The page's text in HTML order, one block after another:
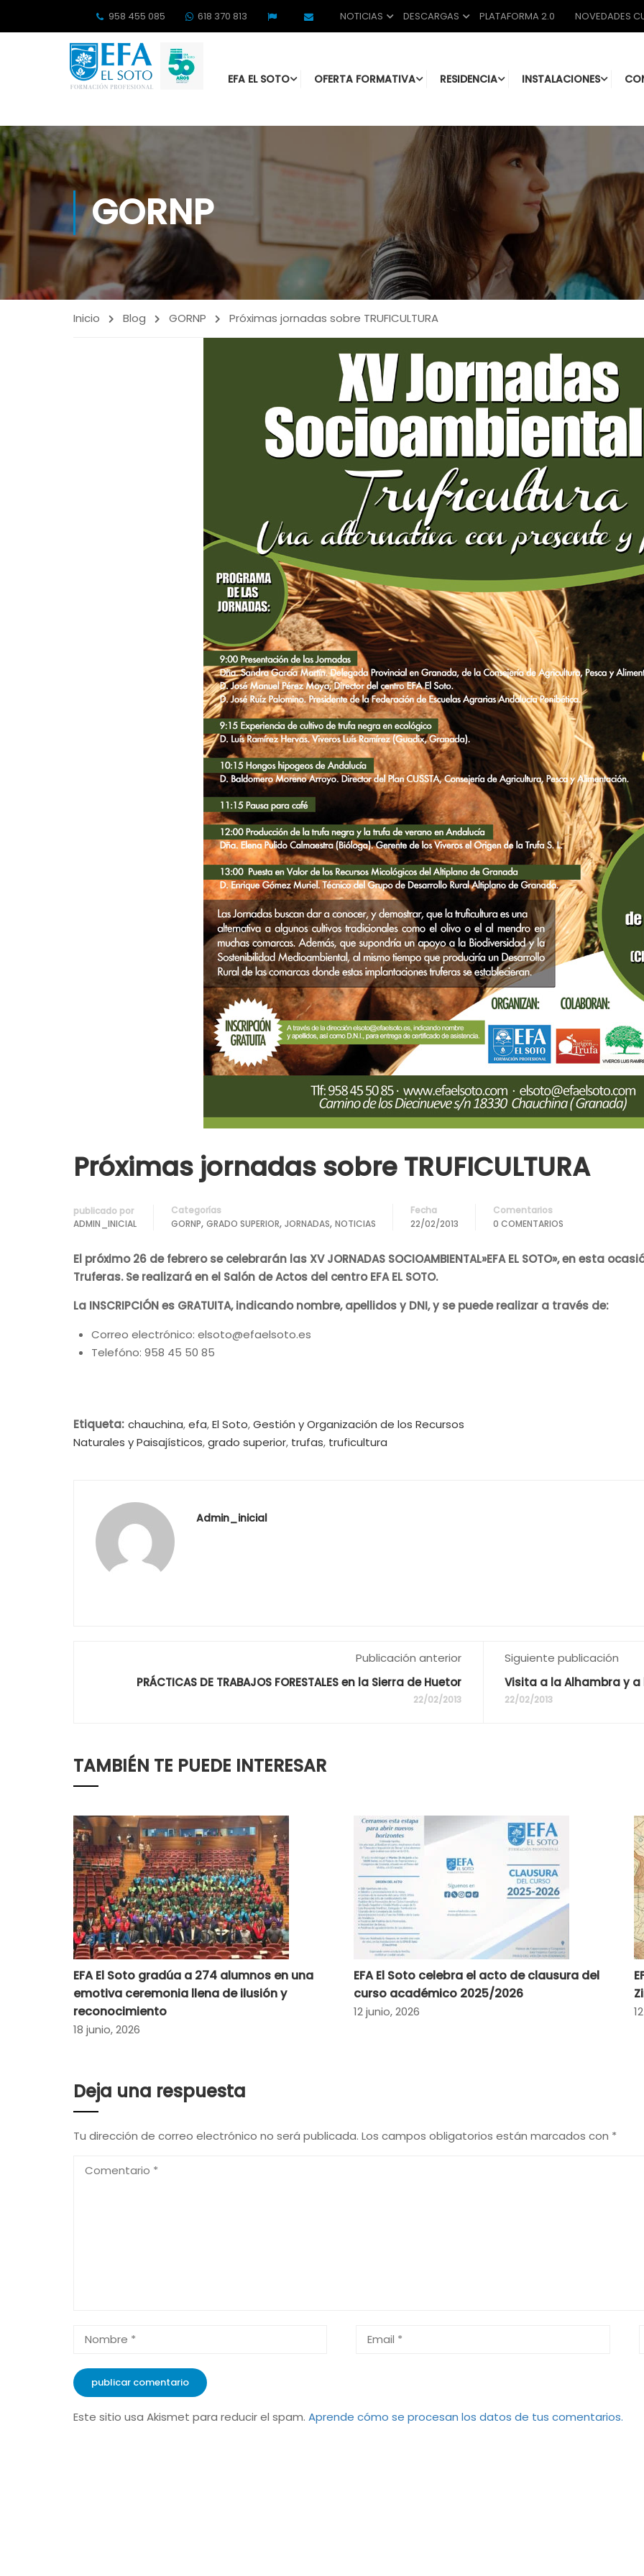
958 455 085 618 370 813 NOTICIAS DESCARGAS PLATAFORMA 2.0 NOVEDADES
EFA EL SOTO OFERTA FORMATIVA RESIDENCIA INSTALACIONES
GORNP
Inicio Blog GORNP Próximas jornadas sobre TRUFICULTURA
Próximas jornadas sobre TRUFICULTURA
publicado por
ADMIN_INICIAL
Categorías
GORNP, GRADO SUPERIOR, JORNADAS, NOTICIAS
Fecha
22/02/2013
Comentarios
0 COMENTARIOS
El próximo 26 de febrero se celebrarán las XV JORNADAS SOCIOAMBIENTAL»EFA EL SOTO», en esta
Truferas. Se realizará en el Salón de Actos del centro EFA EL SOTO.
La INSCRIPCIÓN es GRATUITA, indicando nombre, apellidos y DNI, y se puede realizar a través de:
Correo electrónico: elsoto@efaelsoto.es
Telefóno: 958 45 50 85
Etiqueta: chauchina,efa,El Soto,Gestión y Organización de los Recursos
Naturales y Paisajísticos,grado superior, trufas, truficultura
Admin_inicial
Publicación anterior
PRÁCTICAS DE TRABAJOS FORESTALES en la Sierra de Huetor
22/02/2013
Siguiente publicación
Visita a la Alhambra y
22/02/2013
TAMBIÉN TE PUEDE INTERESAR
EFA El Soto gradúa a 274 alumnos en una
emotiva ceremonia llena de ilusión y
reconocimiento
18 junio, 2026
EFA El Soto celebra el acto de clausura del
curso académico 2025/2026
12 junio, 2026
Deja una respuesta
Tu dirección de correo electrónico no será publicada. Los campos obligatorios están marcados con *
Este sitio usa Akismet para reducir el spam. Aprende cómo se procesan los datos de tus comentarios.